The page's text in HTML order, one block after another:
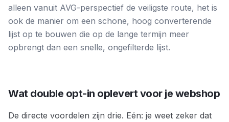
alleen vanuit AVG-perspectief de veiligste route, het is
ook de manier om een schone, hoog converterende
lijst op te bouwen die op de lange termijn meer
opbrengt dan een snelle, ongefilterde lijst.
Wat double opt-in oplevert voor je webshop
De directe voordelen zijn drie. Eén: je weet zeker dat